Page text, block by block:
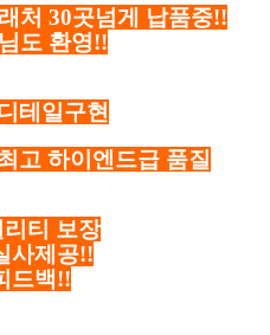
처 30곳넘게 납품중!!
도 환영!!
테일구현
고 하이엔드급 품질
티 보장
사제공!!
드백!!